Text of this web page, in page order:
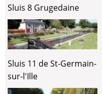
Sluis 8 Grugedaine
Sluis 11 de St-Germain-
sur-l'Ille